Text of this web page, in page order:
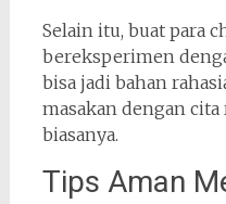
Selain itu, buat para
bereksperimen
bisa jadi bahan
masakan dengan
biasanya.
Tips Aman